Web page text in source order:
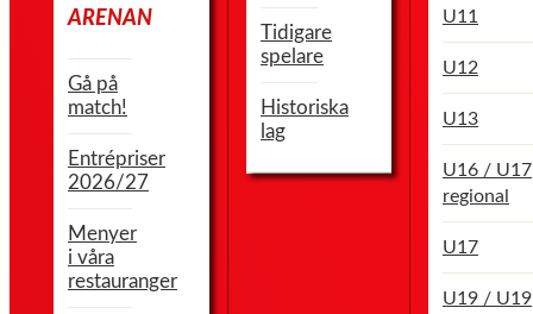
ARENAN
Gå på
match!
Entrépriser
2026/27
Menyer
i våra
restauranger
Tidigare
spelare
Historiska
lag
U11
U12
U13
U16 / U17
regional
U17
U19 / U19